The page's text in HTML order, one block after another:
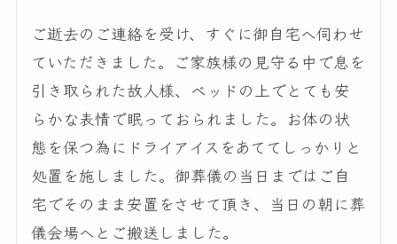
ご逝去のご連絡を受け、すぐに御自宅へ伺わせ
ていただきました。ご家族様の見守る中で息を
引き取られた故人様、ベッドの上でとても安
らかな表情で眠っておられました。お体の状
態を保つ為にドライアイスをあててしっかりと
処置を施しました。御葬儀の当日まではご自
宅でそのまま安置をさせて頂き、当日の朝に葬
儀会場へとご搬送しました。